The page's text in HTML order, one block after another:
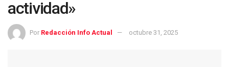
actividad»
Por Redacción Info Actual octubre 31, 2025